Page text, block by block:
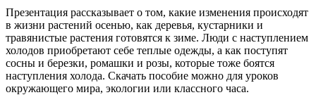
Презентация рассказывает о том, какие изменения происходят
в жизни растений осенью, как деревья, кустарники и
травянистые растения готовятся к зиме. Люди с наступлением
холодов приобретают себе теплые одежды, а как поступят
сосны и березки, ромашки и розы, которые тоже боятся
наступления холода. Скачать пособие можно для уроков
окружающего мира, экологии или классного часа.